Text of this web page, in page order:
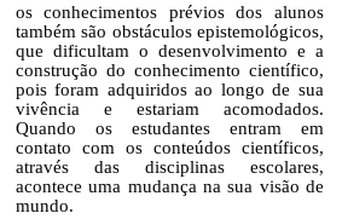
os conhecimentos prévios dos alunos
também são obstáculos epistemológicos,
que dificultam o desenvolvimento e a
construção do conhecimento científico,
pois foram adquiridos ao longo de sua
vivência e estariam acomodados.
Quando os estudantes entram em
contato com os conteúdos científicos,
através das disciplinas escolares,
acontece uma mudança na sua visão de
mundo.